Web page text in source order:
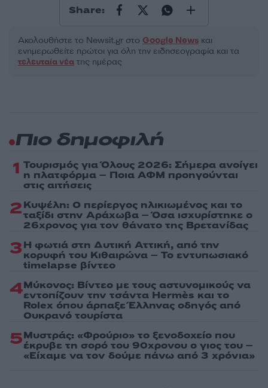
Share:
Ακολουθήστε το Νewsit.gr στο Google News και
ενημερωθείτε πρώτοι για όλη την ειδησεογραφία και τα
τελευταία νέα της ημέρας
Πιο δημοφιλή
1 Τουρισμός για Όλους 2026: Σήμερα ανοίγει
η πλατφόρμα – Ποια ΑΦΜ προηγούνται
στις αιτήσεις
2Κυψέλη: Ο περίεργος ηλικιωμένος και το
ταξίδι στην Αράχωβα – Όσα ισχυρίστηκε ο
26χρονος για τον θάνατο της Βρετανίδας
3Η φωτιά στη Δυτική Αττική, από την
κορυφή του Κιθαιρώνα – Το εντυπωσιακό
timelapse βίντεο
4Μύκονος: Βίντεο με τους αστυνομικούς να
εντοπίζουν την τσάντα Hermès και το
Rolex όπου άρπαξε Έλληνας οδηγός από
Ουκρανό τουρίστα
5Μυστράς: «Φρούριο» το ξενοδοχείο που
έκρυβε τη σορό του 90χρονου ο γιος του –
«Είχαμε να τον δούμε πάνω από 3 χρόνια»